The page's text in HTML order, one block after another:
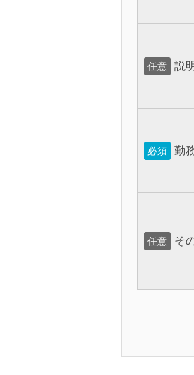
任意 説
必須 勤
任意 そ